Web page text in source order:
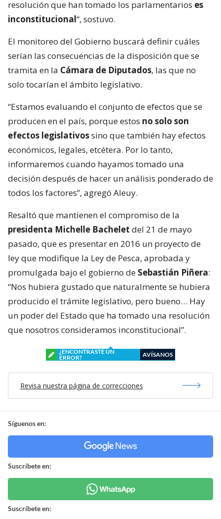
resolución que han tomado los parlamentarios es
inconstitucional“, sostuvo.
El monitoreo del Gobierno buscará definir cuáles
serían las consecuencias de la disposición que se
tramita en la Cámara de Diputados, las que no
solo tocarían el ámbito legislativo.
“Estamos evaluando el conjunto de efectos que se
producen en el país, porque estos no solo son
efectos legislativossino que también hay efectos
económicos, legales, etcétera. Por lo tanto,
informaremos cuando hayamos tomado una
decisión después de hacer un análisis ponderado de
todos los factores”, agregó Aleuy.
Resaltó que mantienen el compromiso de la
presidenta Michelle Bachelet del 21 de mayo
pasado, que es presentar en 2016 un proyecto de
ley que modifique la Ley de Pesca, aprobada y
promulgada bajo el gobierno de Sebastián Piñera:
“Nos hubiera gustado que naturalmente se hubiera
producido el trámite legislativo, pero bueno… Hay
un poder del Estado que ha tomado una resolución
que nosotros consideramos inconstitucional”.
¿ENCONTRASTE UN
ERROR?
AVÍSANOS
Revisa nuestra página de correcciones
Síguenos en:
Suscríbete en:
Suscríbete en: